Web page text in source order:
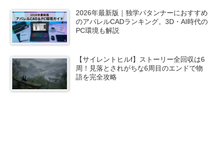
2026年最新版｜独学パタンナーにおすすめ
のアパレルCADランキング。3D・AI時代の
PC環境も解説
【サイレントヒルf】ストーリー全回収は6
周！見落とされがちな6周目のエンドで物
語を完全攻略